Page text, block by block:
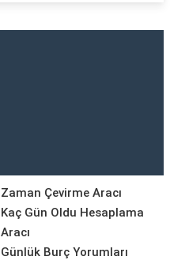
Zaman Çevirme Aracı
Kaç Gün Oldu Hesaplama
Aracı
Günlük Burç Yorumları